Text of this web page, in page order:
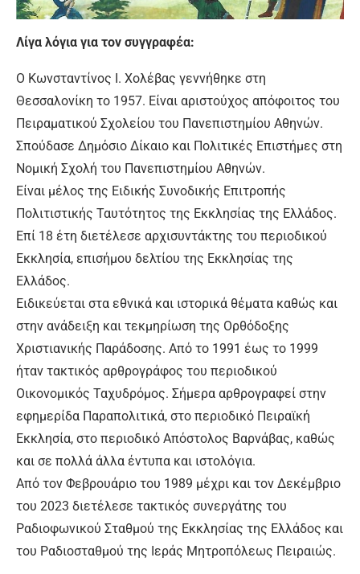
Λίγα λόγια για τον συγγραφέα:
Ο Κωνσταντίνος Ι. Χολέβας γεννήθηκε στη
Θεσσαλονίκη το 1957. Είναι αριστούχος απόφοιτος του
Πειραματικού Σχολείου του Πανεπιστημίου Αθηνών.
Σπούδασε Δημόσιο Δίκαιο και Πολιτικές Επιστήμες στη
Νομική Σχολή του Πανεπιστημίου Αθηνών.
Είναι μέλος της Ειδικής Συνοδικής Επιτροπής
Πολιτιστικής Ταυτότητος της Εκκλησίας της Ελλάδος.
Επί 18 έτη διετέλεσε αρχισυντάκτης του περιοδικού
Εκκλησία, επισήμου δελτίου της Εκκλησίας της
Ελλάδος.
Ειδικεύεται στα εθνικά και ιστορικά θέματα καθώς και
στην ανάδειξη και τεκμηρίωση της Ορθόδοξης
Χριστιανικής Παράδοσης. Από το 1991 έως το 1999
ήταν τακτικός αρθρογράφος του περιοδικού
Οικονομικός Ταχυδρόμος. Σήμερα αρθρογραφεί στην
εφημερίδα Παραπολιτικά, στο περιοδικό Πειραϊκή
Εκκλησία, στο περιοδικό Απόστολος Βαρνάβας, καθώς
και σε πολλά άλλα έντυπα και ιστολόγια.
Από τον Φεβρουάριο του 1989 μέχρι και τον Δεκέμβριο
του 2023 διετέλεσε τακτικός συνεργάτης του
Ραδιοφωνικού Σταθμού της Εκκλησίας της Ελλάδος και
του Ραδιοσταθμού της Ιεράς Μητροπόλεως Πειραιώς.